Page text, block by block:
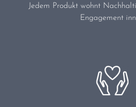
Jedem Produkt wohnt
Engagement